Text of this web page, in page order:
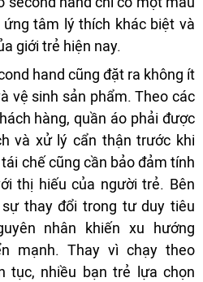
tâm lý thích khác biệt và
giới trẻ hiện nay.
hand cũng đặt ra không ít
vệ sinh sản phẩm. Theo các
hàng, quần áo phải được
và xử lý cẩn thận trước khi
chế cũng cần bảo đảm tính
thị hiếu của người trẻ. Bên
thay đổi trong tư duy tiêu
nhân khiến xu hướng
mạnh. Thay vì chạy theo
tục, nhiều bạn trẻ lựa chọn